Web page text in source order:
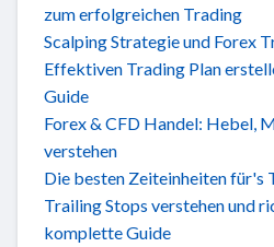
zum erfolgreichen Trading
Scalping Strategie und Forex
Effektiven Trading Plan
Guide
Forex & CFD Handel: Hebel,
verstehen
Die besten Zeiteinheiten für's
Trailing Stops verstehen und
komplette Guide